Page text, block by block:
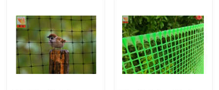
Hakkımızda
Kişiler